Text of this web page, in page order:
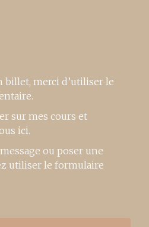
billet, merci d’utiliser le
.
sur mes cours et
ici.
ou poser une
utiliser le formulaire